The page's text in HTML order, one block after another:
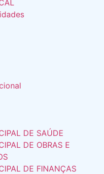
DE SAÚDE
DE OBRAS E
DE FINANÇAS